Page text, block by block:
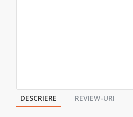
DESCRIERE REVIEW-URI